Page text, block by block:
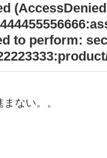
to perform:
ない。。